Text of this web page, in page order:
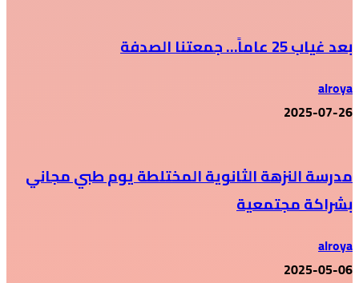
بعد غياب 25 عاماً… جمعتنا الصدفة
alroya
2025-07-26
مدرسة النزهة الثانوية المختلطة يوم طبي مجاني
بشراكة مجتمعية
alroya
2025-05-06